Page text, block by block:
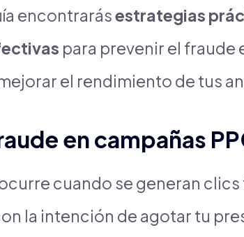
encontrarásestrategias
para prevenir el fraude
el rendimiento de tus
en campañas
cuando se generan
la intención de agotar tu